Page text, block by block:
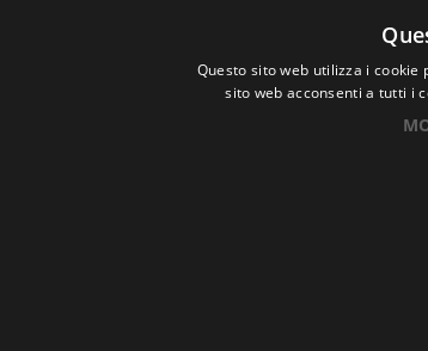
Questo sito web utilizza i
sito web acconsenti a tutti i